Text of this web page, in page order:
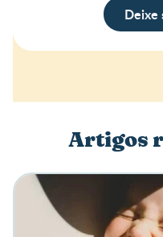
Deixe
Escreva a sua opinião
Artigos